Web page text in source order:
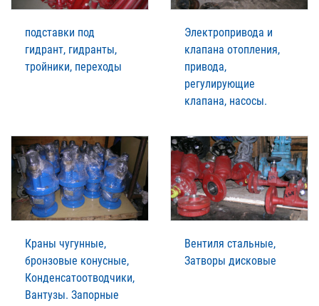
подставки под
гидрант, гидранты,
тройники, переходы
Электропривода и
клапана отопления,
привода,
регулирующие
клапана, насосы.
Краны чугунные,
бронзовые конусные,
Конденсатоотводчики,
Вантузы. Запорные
Вентиля стальные,
Затворы дисковые